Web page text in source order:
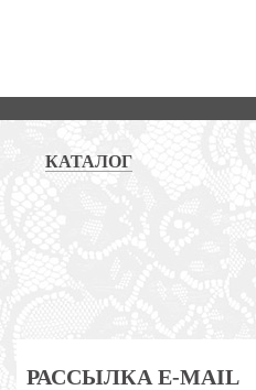
КАТАЛОГ
РАССЫЛКА E-MAIL